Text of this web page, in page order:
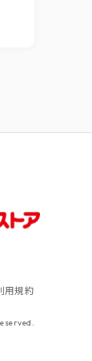
用規約